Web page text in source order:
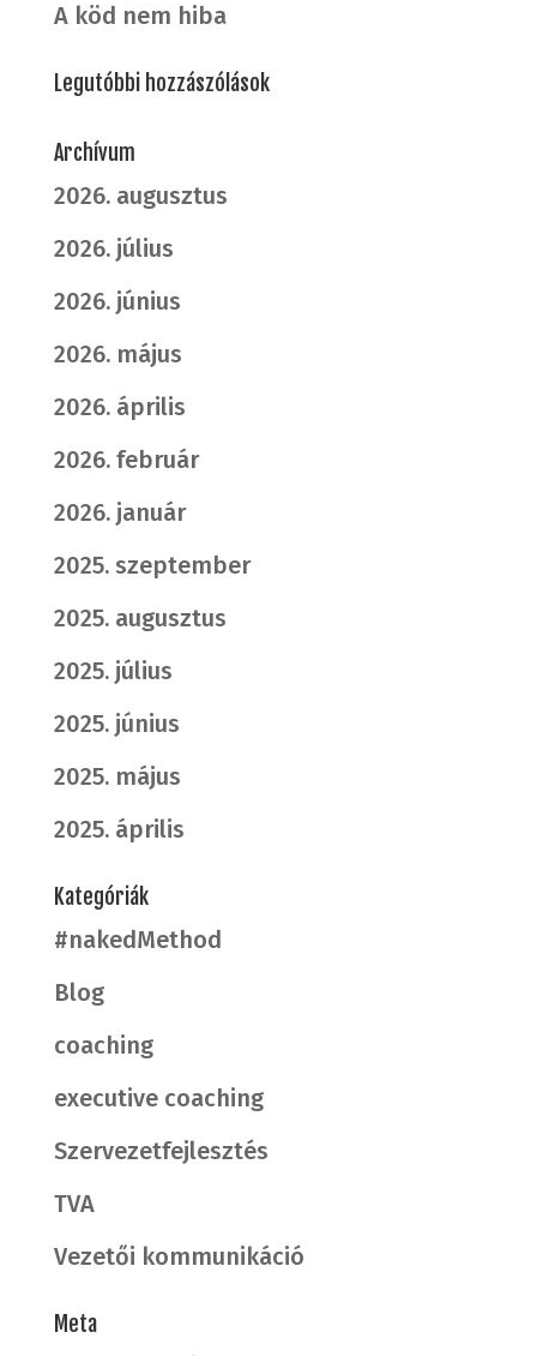
A köd nem hiba
Legutóbbi hozzászólások
Archívum
2026. augusztus
2026. július
2026. június
2026. május
2026. április
2026. február
2026. január
2025. szeptember
2025. augusztus
2025. július
2025. június
2025. május
2025. április
Kategóriák
#nakedMethod
Blog
coaching
executive coaching
Szervezetfejlesztés
TVA
Vezetői kommunikáció
Meta